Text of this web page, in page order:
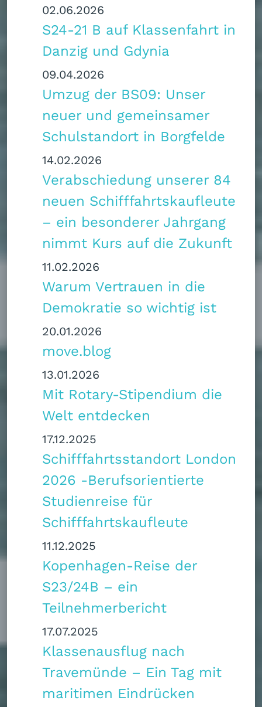
17.07.2025
Klassenausflug nach
Travemünde – Ein Tag mit
maritimen Eindrücken
11.12.2025
Kopenhagen-Reise der
S23/24B – ein
Teilnehmerbericht
17.12.2025
Schifffahrtsstandort London
2026 -Berufsorientierte
Studienreise für
Schifffahrtskaufleute
13.01.2026
Mit Rotary-Stipendium die
Welt entdecken
20.01.2026
move.blog
11.02.2026
Warum Vertrauen in die
Demokratie so wichtig ist
14.02.2026
Verabschiedung unserer 84
neuen Schifffahrtskaufleute
– ein besonderer Jahrgang
nimmt Kurs auf die Zukunft
09.04.2026
Umzug der BS09: Unser
neuer und gemeinsamer
Schulstandort in Borgfelde
02.06.2026
S24-21 B auf Klassenfahrt in
Danzig und Gdynia